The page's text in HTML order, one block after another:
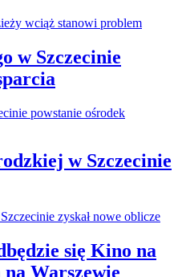
w Szczecinie
w Szczecinie
się Kino na
Warszewie